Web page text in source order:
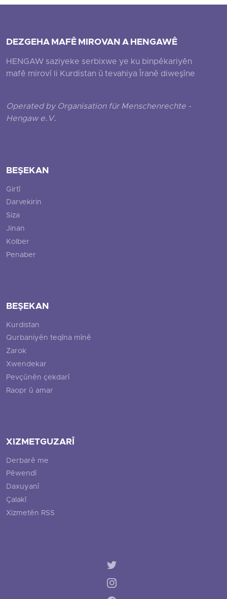
DEZGEHA MAFÊ MIROVAN A HENGAWÊ
HENGAW saziyeke serbixwe ye ku binpêkariyên
mafê mirovî li Kurdistan û tevahiya Îranê diweşîne
Operated by Organisation für Menschenrechte -
Hengaw e.V.
BEŞEKAN
Girtî
Darvekirin
Siza
Jinan
Kolber
Penaber
BEŞEKAN
Kurdistan
Qurbaniyên teqîna mînê
Zarok
Xwendekar
Pevçûnên çekdarî
Raopr û amar
XIZMETGUZARÎ
Derbarê me
Pêwendî
Daxuyanî
Çalakî
Xizmetên RSS